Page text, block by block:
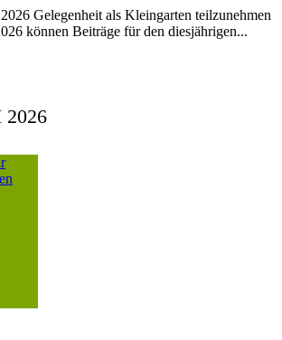
Gelegenheit als Kleingarten
können Beiträge für den diesjährigen...
2026